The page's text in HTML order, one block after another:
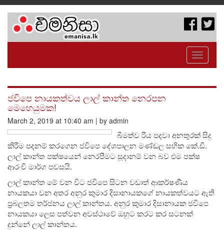
Toggle
ජවිපෙ නායකත්වය ලාල් කාන්ත නෙරපන
මෙහෙයුමක!
March 2, 2019 at 10:40 am | by admin
බීමත්ව රිය පදවා අනතුරක් සිදු
කිරීම පදනම් කරගෙන ජවිපෙ දේශපාලන මණ්ඩල සභික කේ.ඩී.
ලාල් කාන්ත පක්ෂයෙන් නෙරපීමට සූදානම් වන බව එම පක්ෂ
ආරංචි මාර්ග පවසයි.
ලාල් කාන්ත මේ වන විට ජවිපෙ සිටන වඩාත් ආකර්ෂණීය
නායකයා වන අතර අනුර කුමාර දිසානායකගේ නායකත්වයට ඇති
ප්‍රබලතම තර්ජනය ලාල් කාන්තය. අනුර කුමාර දිසානායක ජවිපෙ
නායකයා ලෙස පත්වන අවස්ථාවේ ඔහුට කරට කර සටනක්
දුන්නේ ලාල් කාන්තය.